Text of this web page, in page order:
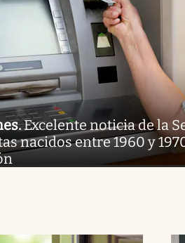
.Excelente noticia de la
nacidos entre 1960 y